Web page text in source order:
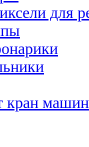
для
кран